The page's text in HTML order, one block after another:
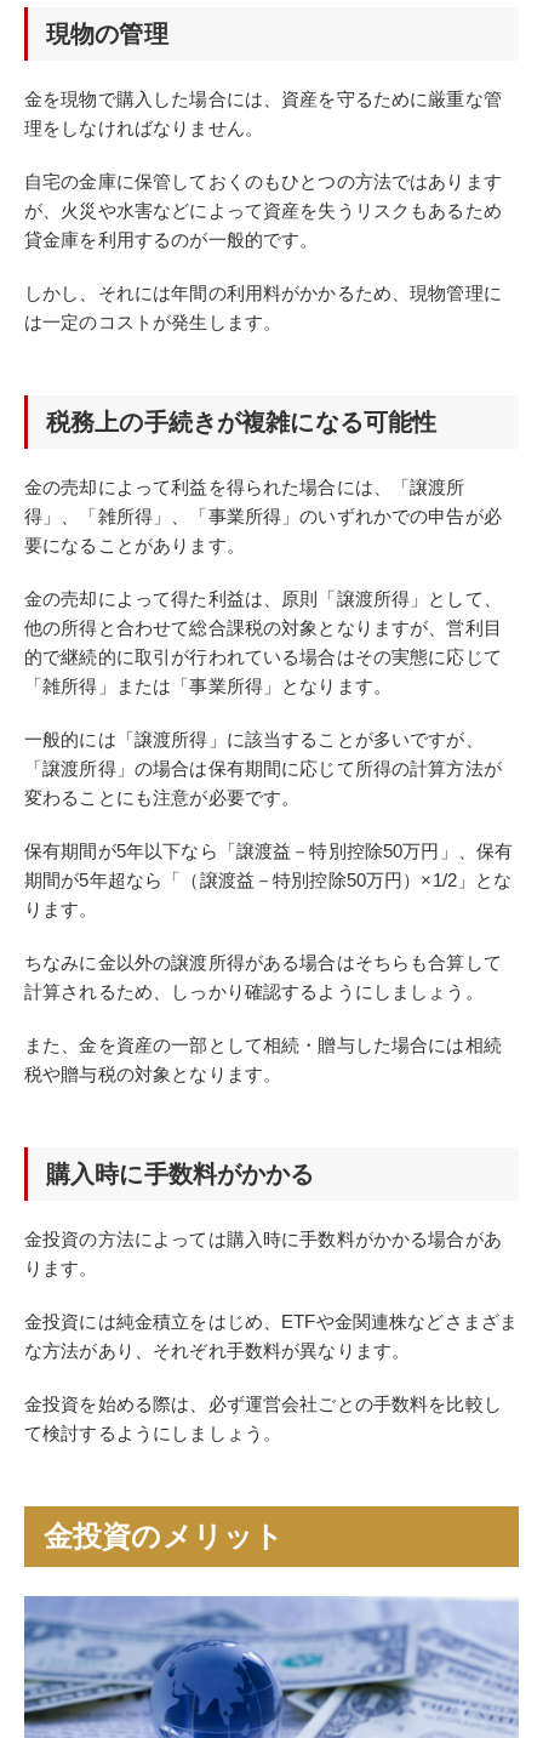
現物の管理
金を現物で購入した場合には、資産を守るために厳重な管
理をしなければなりません。
自宅の金庫に保管しておくのもひとつの方法ではあります
が、火災や水害などによって資産を失うリスクもあるため
貸金庫を利用するのが一般的です。
しかし、それには年間の利用料がかかるため、現物管理に
は一定のコストが発生します。
税務上の手続きが複雑になる可能性
金の売却によって利益を得られた場合には、「譲渡所
得」、「雑所得」、「事業所得」のいずれかでの申告が必
要になることがあります。
金の売却によって得た利益は、原則「譲渡所得」として、
他の所得と合わせて総合課税の対象となりますが、営利目
的で継続的に取引が行われている場合はその実態に応じて
「雑所得」または「事業所得」となります。
一般的には「譲渡所得」に該当することが多いですが、
「譲渡所得」の場合は保有期間に応じて所得の計算方法が
変わることにも注意が必要です。
保有期間が5年以下なら「譲渡益－特別控除50万円」、保有
期間が5年超なら「（譲渡益－特別控除50万円）×1/2」とな
ります。
ちなみに金以外の譲渡所得がある場合はそちらも合算して
計算されるため、しっかり確認するようにしましょう。
また、金を資産の一部として相続・贈与した場合には相続
税や贈与税の対象となります。
購入時に手数料がかかる
金投資の方法によっては購入時に手数料がかかる場合があ
ります。
金投資には純金積立をはじめ、ETFや金関連株などさまざま
な方法があり、それぞれ手数料が異なります。
金投資を始める際は、必ず運営会社ごとの手数料を比較し
て検討するようにしましょう。
金投資のメリット